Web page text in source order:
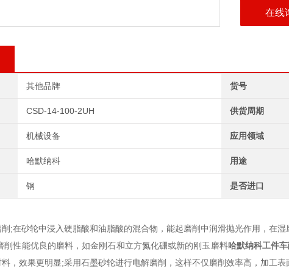
在线
其他品牌 货号
CSD-14-100-2UH 供货周期
机械设备 应用领域
哈默纳科 用途
钢 是否进口
;在砂轮中浸入硬脂酸和油脂酸的混合物，能起磨削中润滑抛光作用，在
削性能优良的磨料，如金刚石和立方氮化硼或新的刚玉磨料哈默纳科工件
，效果更明显;采用石墨砂轮进行电解磨削，这样不仅磨削效率高，加工表